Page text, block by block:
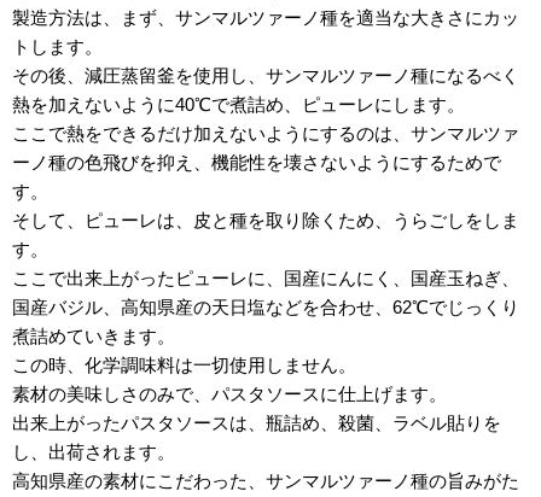
製造方法は、まず、サンマルツァーノ種を適当な大きさにカッ
トします。
その後、減圧蒸留釜を使用し、サンマルツァーノ種になるべく
熱を加えないように40℃で煮詰め、ピューレにします。
ここで熱をできるだけ加えないようにするのは、サンマルツァ
ーノ種の色飛びを抑え、機能性を壊さないようにするためで
す。
そして、ピューレは、皮と種を取り除くため、うらごしをしま
す。
ここで出来上がったピューレに、国産にんにく、国産玉ねぎ、
国産バジル、高知県産の天日塩などを合わせ、62℃でじっくり
煮詰めていきます。
この時、化学調味料は一切使用しません。
素材の美味しさのみで、パスタソースに仕上げます。
出来上がったパスタソースは、瓶詰め、殺菌、ラベル貼りを
し、出荷されます。
高知県産の素材にこだわった、サンマルツァーノ種の旨みがた